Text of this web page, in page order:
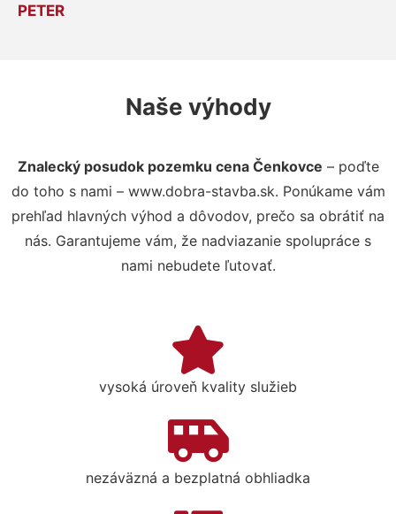
PETER
Naše výhody
Znalecký posudok pozemku cena Čenkovce – poďte
do toho s nami – www.dobra-stavba.sk. Ponúkame vám
prehľad hlavných výhod a dôvodov, prečo sa obrátiť na
nás. Garantujeme vám, že nadviazanie spolupráce s
nami nebudete ľutovať.
vysoká úroveň kvality služieb
nezáväzná a bezplatná obhliadka